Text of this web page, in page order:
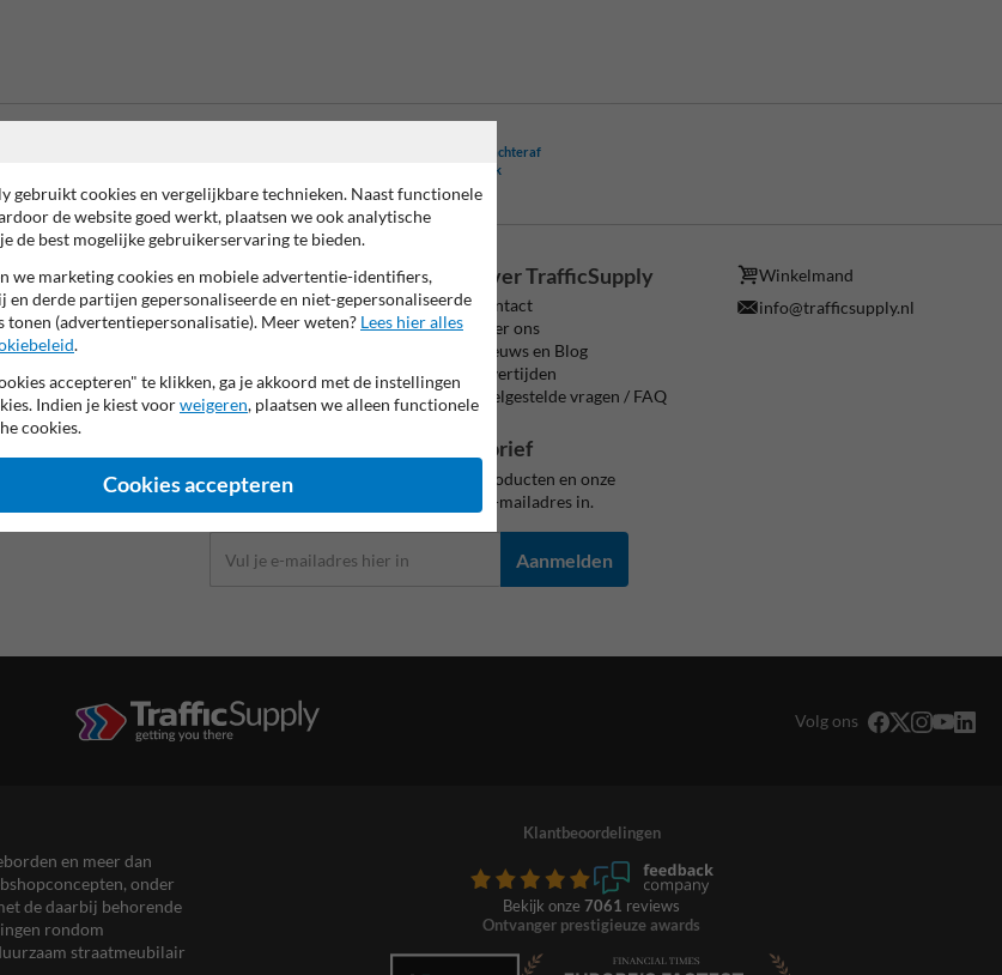
Betaling achteraf
is mogelijk
reageren zo
Informatie
Product(en) retourneren
Cookie / Privacy
Sitemap
Algemene Voorwaarden
Over TrafficSupply
Contact
Over ons
Nieuws en Blog
Levertijden
Veelgestelde vragen / FAQ
Winkelmand
info@trafficsupply.nl
Meld je aan voor onze nieuwsbrief
Wil je op de hoogte blijven van onze producten en onze
ontwikkelingen. Vul dan hieronder je e-mailadres in.
Aanmelden
Volg ons
en meer dan
onder
de daarbij behorende
rondom
straatmeubilair
Klantbeoordelingen
Bekijk onze 7061 reviews
Ontvanger prestigieuze awards
gebruikt cookies en vergelijkbare technieken. Naast functionele
de website goed werkt, plaatsen we ook analytische
de best mogelijke gebruikerservaring te bieden.
we marketing cookies en mobiele advertentie-identifiers,
en derde partijen gepersonaliseerde en niet-gepersonaliseerde
tonen (advertentiepersonalisatie). Meer weten? Lees hier alles
.
accepteren" te klikken, ga je akkoord met de instellingen
Indien je kiest voorweigeren, plaatsen we alleen functionele
cookies.
Cookies accepteren